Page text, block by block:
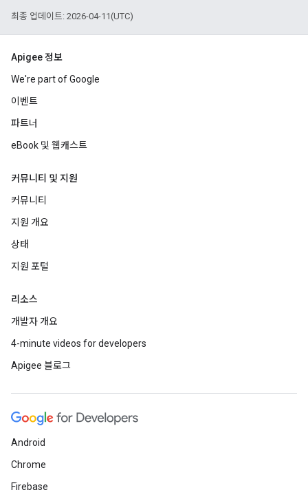
최종 업데이트: 2026-04-11(UTC)
Apigee 정보
We're part of Google
이벤트
파트너
eBook 및 웹캐스트
커뮤니티 및 지원
커뮤니티
지원 개요
상태
지원 포털
리소스
개발자 개요
4-minute videos for developers
Apigee 블로그
Android
Chrome
Firebase